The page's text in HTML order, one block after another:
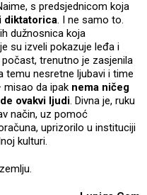
s predsjednicom koja
diktatorica. I ne samo to.
dužnosnica koja
su izveli pokazuje leđa i
trenutno je zasjenila
temu nesretne ljubavi i time
misao da ipak nema ničeg
ovakvi ljudi. Divna je, ruku
način, uz pomoć
uprizorilo u instituciji
kulturi.